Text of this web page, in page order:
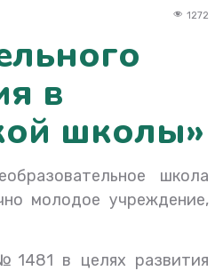
1272
в
школы»
школа
молодое учреждение,
в целях развития